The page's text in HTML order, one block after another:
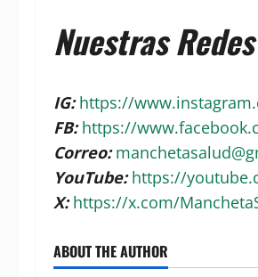
Nuestras
IG:https://
FB:https://
Correo:
YouTube: https://
X:https://x.com/
ABOUT THE AUTHOR